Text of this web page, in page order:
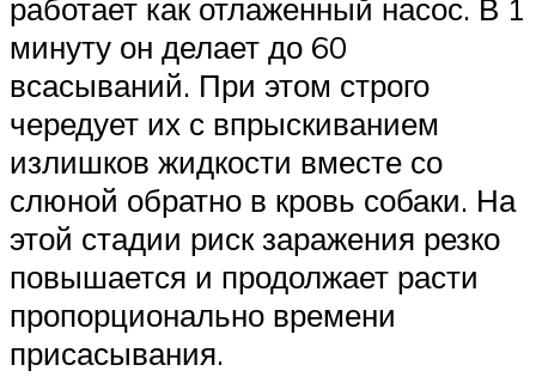
работает как отлаженный насос. В 1
минуту он делает до 60
всасываний. При этом строго
чередует их с впрыскиванием
излишков жидкости вместе со
слюной обратно в кровь собаки. На
этой стадии риск заражения резко
повышается и продолжает расти
пропорционально времени
присасывания.